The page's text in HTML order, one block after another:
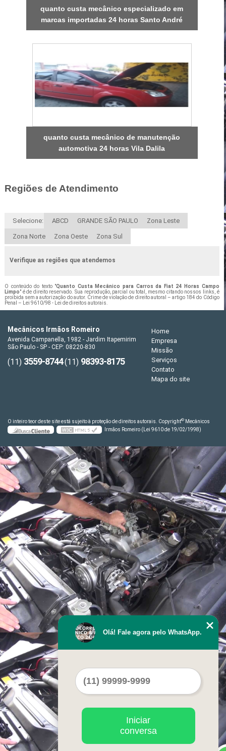
quanto custa mecânico especializado em
marcas importadas 24 horas Santo André
quanto custa mecânico de manutenção
automotiva 24 horas Vila Dalila
Regiões de Atendimento
Selecione: ABCD GRANDE SÃO PAULO Zona Leste
Zona Norte Zona Oeste Zona Sul
Verifique as regiões que atendemos
O conteúdo do texto "Quanto Custa Mecânico para Carros da Fiat 24 Horas Campo
Limpo" é de direito reservado. Sua reprodução, parcial ou total, mesmo citando nossos links, é
proibida sem a autorização do autor. Crime de violação de direito autoral – artigo 184 do Código
Penal – Lei 9610/98 - Lei de direitos autorais.
Mecânicos Irmãos Romeiro
Avenida Campanella, 1982 - Jardim Itapemirim
São Paulo - SP - CEP: 08220-830
(11) 3559-8744(11) 98393-8175
Home
Empresa
Missão
Serviços
Contato
Mapa do site
O inteiro teor deste site está sujeito à proteção de direitos autorais. Copyright© Mecânicos
Irmãos Romeiro (Lei 9610 de 19/02/1998)
Olá! Fale agora pelo WhatsApp.
Iniciar
conversa